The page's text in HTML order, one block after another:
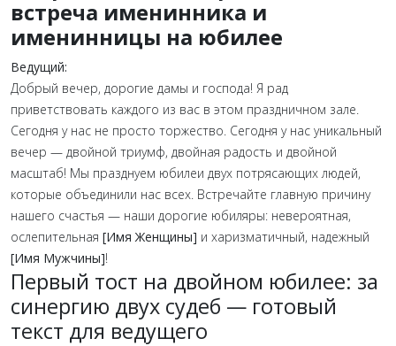
встреча именинника и
именинницы на юбилее
Ведущий:
Добрый вечер, дорогие дамы и господа! Я рад
приветствовать каждого из вас в этом праздничном зале.
Сегодня у нас не просто торжество. Сегодня у нас уникальный
вечер — двойной триумф, двойная радость и двойной
масштаб! Мы празднуем юбилеи двух потрясающих людей,
которые объединили нас всех. Встречайте главную причину
нашего счастья — наши дорогие юбиляры: невероятная,
ослепительная [Имя Женщины] и харизматичный, надежный
[Имя Мужчины]!
Первый тост на двойном юбилее: за
синергию двух судеб — готовый
текст для ведущего